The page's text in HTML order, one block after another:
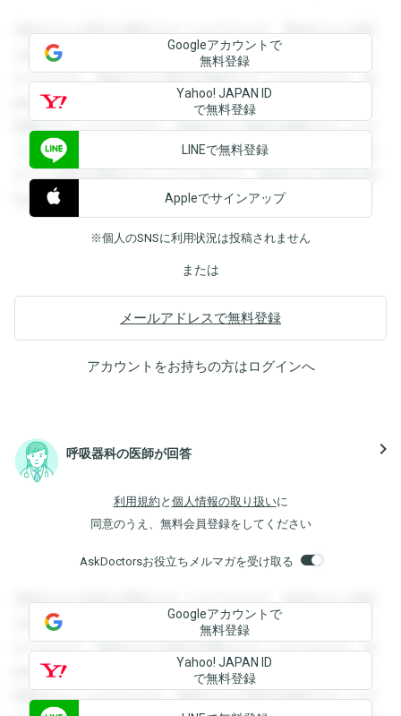
登録すると回答を閲覧することができます。登録すると回答
を閲覧することができます。登録すると回答を閲覧すること
ができます。登録すると回答を閲覧することができます。登
録すると回答を閲覧することができます。登録すると回答を
閲覧することができます。登録すると回答を閲覧することが
できます。登録すると回答を閲覧することができます。登録
すると回答を閲覧することができます。登録すると回答を閲
覧することができます。
Googleアカウントで
無料登録
Yahoo! JAPAN ID
で無料登録
LINEで無料登録
Appleでサインアップ
※個人のSNSに利用状況は投稿されません
または
メールアドレスで無料登録
アカウントをお持ちの方はログインへ
呼吸器科の医師が回答 navigate_next
利用規約 と 個人情報の取り扱いに
同意のうえ、無料会員登録をしてください
AskDoctorsお役立ちメルマガを受け取る
登録すると回答を閲覧することができます。登録すると回答
を閲覧することができます。登録すると回答を閲覧すること
ができます。登録すると回答を閲覧することができます。登
録すると回答を閲覧することができます。登録すると回答を
閲覧することができます。登録すると回答を閲覧することが
Googleアカウントで
無料登録
Yahoo! JAPAN ID
で無料登録